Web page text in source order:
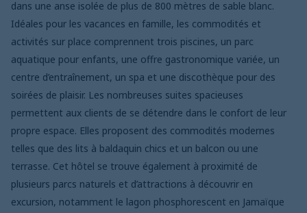
dans une anse isolée de plus de 800 mètres de sable blanc.
Idéales pour les vacances en famille, les commodités et
activités sur place comprennent trois piscines, un parc
aquatique pour enfants, une offre gastronomique variée, un
centre d’entraînement, un spa et une discothèque pour des
soirées de plaisir. Les nombreuses suites spacieuses
permettent aux clients de se détendre dans le confort de leur
propre espace. Elles proposent des commodités modernes
telles que des lits à baldaquin chics et un balcon ou une
terrasse. Cet hôtel se trouve également à proximité de
plusieurs parcs naturels et d’attractions à découvrir en
excursion, notamment le lagon phosphorescent en Jamaïque